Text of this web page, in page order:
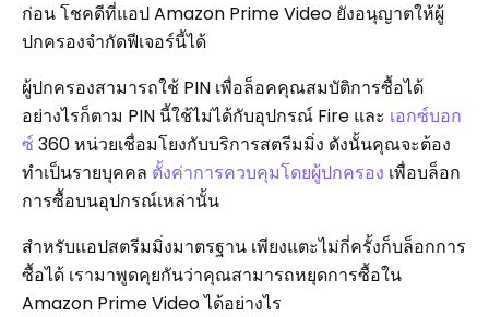
ก่อน โชคดีที่แอป Amazon Prime Video ยังอนุญาตให้ผู้
ปกครองจำกัดฟีเจอร์นี้ได้
ผู้ปกครองสามารถใช้ PIN เพื่อล็อคคุณสมบัติการซื้อได้
อย่างไรก็ตาม PIN นี้ใช้ไม่ได้กับอุปกรณ์ Fire และ เอกซ์บอก
ซ์ 360 หน่วยเชื่อมโยงกับบริการสตรีมมิ่ง ดังนั้นคุณจะต้อง
ทำเป็นรายบุคคล ตั้งค่าการควบคุมโดยผู้ปกครอง เพื่อบล็อก
การซื้อบนอุปกรณ์เหล่านั้น
สำหรับแอปสตรีมมิ่งมาตรฐาน เพียงแตะไม่กี่ครั้งก็บล็อกการ
ซื้อได้ เรามาพูดคุยกันว่าคุณสามารถหยุดการซื้อใน
Amazon Prime Video ได้อย่างไร